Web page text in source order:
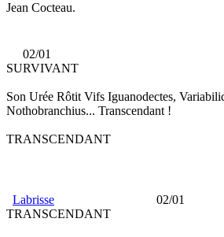
Jean Cocteau.
02/01
SURVIVANT
Son Urée Rôtit Vifs Iguanodectes,
Nothobranchius... Transcendant !
TRANSCENDANT
Labrisse 02/01
TRANSCENDANT